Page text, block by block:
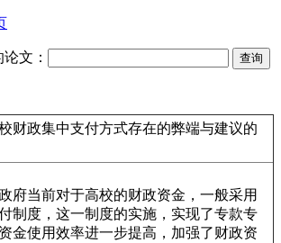
文：
财政集中支付方式存在的弊端与建议的
府当前对于高校的财政资金，一般采用
制度，这一制度的实施，实现了专款专
金使用效率进一步提高，加强了财政资